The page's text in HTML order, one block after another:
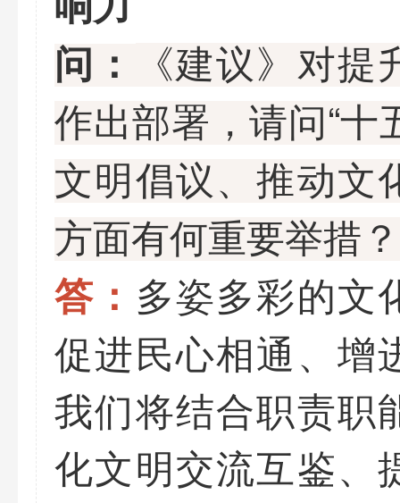
问：
《建议》对
作出部署，请问“十
文明倡议、推动文
方面有何重要举措？
答： 多姿多彩的文
促进民心相通、增
我们将结合职责职
化文明交流互鉴、